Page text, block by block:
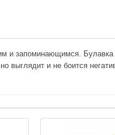
и запоминающимся. Булавка
и не боится